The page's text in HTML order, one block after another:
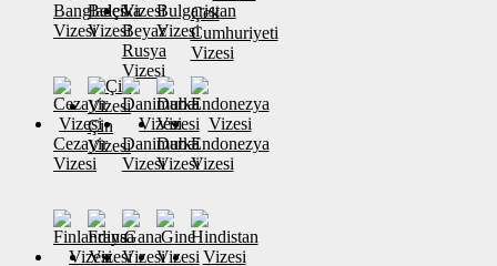
Banglades
Vizesi
Belçika
VizesiBeyaz
Rusya
Vizesi
Bulgaristan
Vizesi
Çek
Cumhuriyeti
Vizesi
Cezayir
Vizesi
Çin
VizesiDanimarka
Vizesi
Dubai
Vizesi
Endonezya
Vizesi